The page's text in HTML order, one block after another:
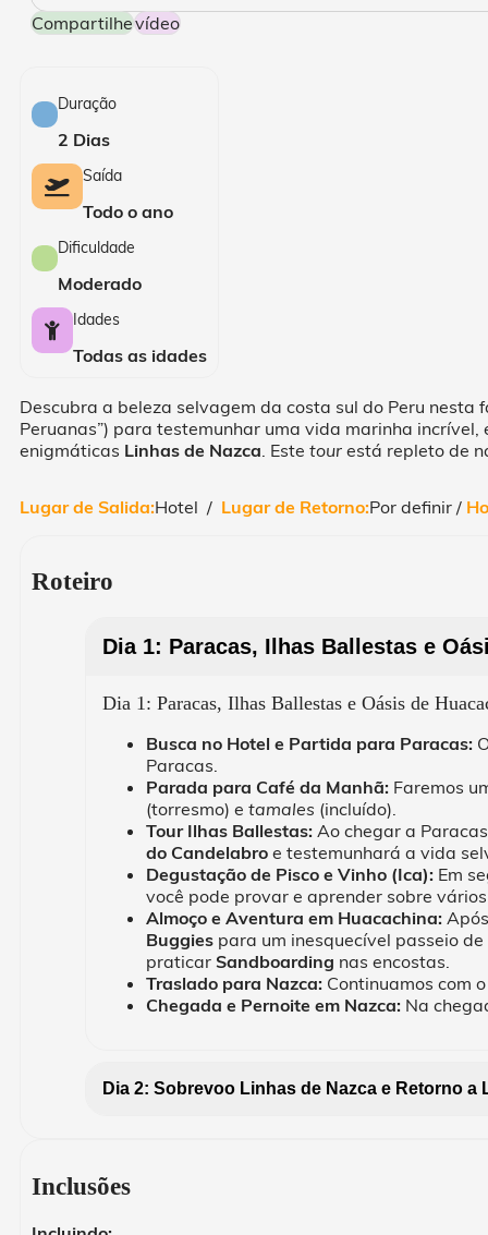
CompartilheVídeo
Duração
2 Dias
Saída
Todo o ano
Dificuldade
Moderado
Idades
Todas as idades
Descubra a beleza selvagem da costa sul do Peru
Peruanas”) para testemunhar uma vida marinha
enigmáticas Linhas de Nazca. Este tour está repleto de
Lugar de Salida:Hotel / Lugar de Retorno:Por definir /
Roteiro
Dia 1: Paracas, Ilhas Ballestas e
Dia 1: Paracas, Ilhas Ballestas e Oásis de
Busca no Hotel e Partida para Paracas:
Paracas.
Parada para Café da Manhã: Faremos
(torresmo) e tamales (incluído).
Tour Ilhas Ballestas: Ao chegar a
do Candelabro e testemunhará a vida
Degustação de Pisco e Vinho (Ica): Em
você pode provar e aprender sobre
Almoço e Aventura em Huacachina:
Buggies para um inesquecível passeio
praticar Sandboarding nas encostas.
Traslado para Nazca: Continuamos com
Chegada e Pernoite em Nazca: Na
Dia 2: Sobrevoo Linhas de Nazca e Retorno a
Inclusões